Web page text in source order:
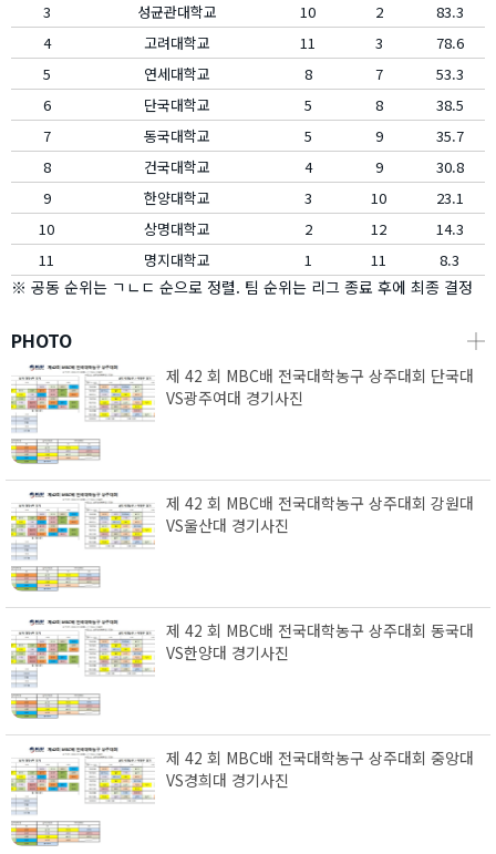
3
성균관대학교 10 2
83.3
4
고려대학교 11 3
78.6
5
연세대학교 8 7
53.3
6
단국대학교 5 8
38.5
7
동국대학교 5 9
35.7
8
건국대학교 4 9
30.8
9
한양대학교 3 10
23.1
10
상명대학교 2 12
14.3
11
명지대학교 1 11 8.3
※ 공동 순위는 ㄱㄴㄷ 순으로 정렬. 팀 순위는 리그 종료 후에 최종 결정
PHOTO ┼
제 42 회 MBC배 전국대학농구 상주대회 단국대
VS광주여대 경기사진
제 42 회 MBC배 전국대학농구 상주대회 강원대
VS울산대 경기사진
제 42 회 MBC배 전국대학농구 상주대회 동국대
VS한양대 경기사진
제 42 회 MBC배 전국대학농구 상주대회 중앙대
VS경희대 경기사진